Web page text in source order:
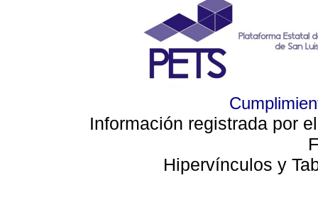
Información registrada por
Hipervínculos y